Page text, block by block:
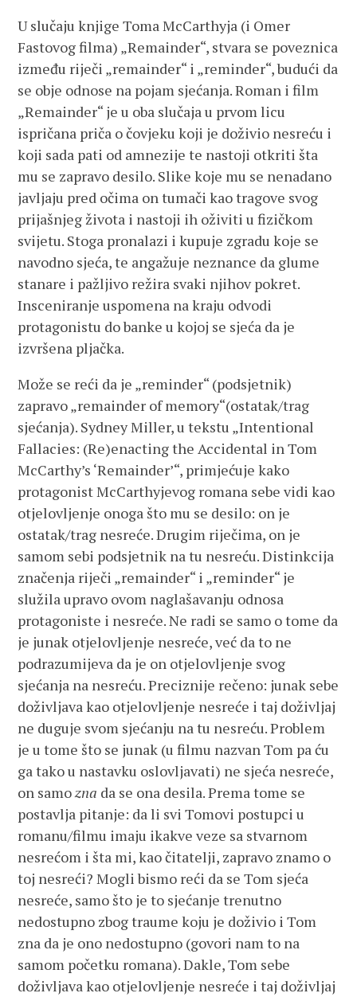
U slučaju knjige Toma McCarthyja (i Omer
Fastovog filma) „Remainder“, stvara se poveznica
između riječi „remainder“ i „reminder“, budući da
se obje odnose na pojam sjećanja. Roman i film
„Remainder“ je u oba slučaja u prvom licu
ispričana priča o čovjeku koji je doživio nesreću i
koji sada pati od amnezije te nastoji otkriti šta
mu se zapravo desilo. Slike koje mu se nenadano
javljaju pred očima on tumači kao tragove svog
prijašnjeg života i nastoji ih oživiti u fizičkom
svijetu. Stoga pronalazi i kupuje zgradu koje se
navodno sjeća, te angažuje neznance da glume
stanare i pažljivo režira svaki njihov pokret.
Insceniranje uspomena na kraju odvodi
protagonistu do banke u kojoj se sjeća da je
izvršena pljačka.
Može se reći da je „reminder“ (podsjetnik)
zapravo „remainder of memory“(ostatak/trag
sjećanja). Sydney Miller, u tekstu „Intentional
Fallacies: (Re)enacting the Accidental in Tom
McCarthy’s ‘Remainder’“, primjećuje kako
protagonist McCarthyjevog romana sebe vidi kao
otjelovljenje onoga što mu se desilo: on je
ostatak/trag nesreće. Drugim riječima, on je
samom sebi podsjetnik na tu nesreću. Distinkcija
značenja riječi „remainder“ i „reminder“ je
služila upravo ovom naglašavanju odnosa
protagoniste i nesreće. Ne radi se samo o tome da
je junak otjelovljenje nesreće, već da to ne
podrazumijeva da je on otjelovljenje svog
sjećanja na nesreću. Preciznije rečeno: junak sebe
doživljava kao otjelovljenje nesreće i taj doživljaj
ne duguje svom sjećanju na tu nesreću. Problem
je u tome što se junak (u filmu nazvan Tom pa ću
ga tako u nastavku oslovljavati) ne sjeća nesreće,
on samozna da se ona desila. Prema tome se
postavlja pitanje: da li svi Tomovi postupci u
romanu/filmu imaju ikakve veze sa stvarnom
nesrećom i šta mi, kao čitatelji, zapravo znamo o
toj nesreći? Mogli bismo reći da se Tom sjeća
nesreće, samo što je to sjećanje trenutno
nedostupno zbog traume koju je doživio i Tom
zna da je ono nedostupno (govori nam to na
samom početku romana). Dakle, Tom sebe
doživljava kao otjelovljenje nesreće i taj doživljaj